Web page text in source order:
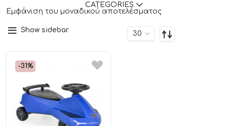
CATEGORIES
Εμφάνιση του μοναδικού αποτελέσματος
Show sidebar
-31%